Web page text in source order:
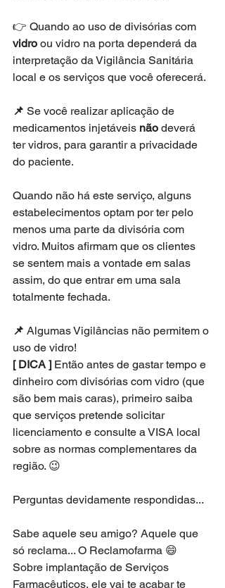
👉 Quando ao uso de divisórias com
vidro ou vidro na porta dependerá da
interpretação da Vigilância Sanitária
local e os serviços que você oferecerá.
📌 Se você realizar aplicação de
medicamentos injetáveis não deverá
ter vidros, para garantir a privacidade
do paciente.
Quando não há este serviço, alguns
estabelecimentos optam por ter pelo
menos uma parte da divisória com
vidro. Muitos afirmam que os clientes
se sentem mais a vontade em salas
assim, do que entrar em uma sala
totalmente fechada.
📌 Algumas Vigilâncias não permitem o
uso de vidro!
[ DICA ] Então antes de gastar tempo e
dinheiro com divisórias com vidro (que
são bem mais caras), primeiro saiba
que serviços pretende solicitar
licenciamento e consulte a VISA local
sobre as normas complementares da
região. 😉
Perguntas devidamente respondidas...
Sabe aquele seu amigo? Aquele que
só reclama... O Reclamofarma 😄
Sobre implantação de Serviços
Farmacêuticos, ele vai te acabar te